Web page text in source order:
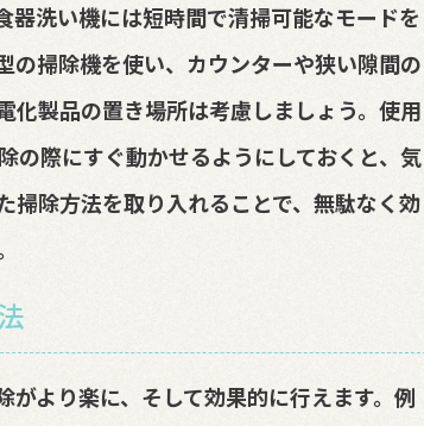
洗い機には短時間で清掃可能なモードを
の掃除機を使い、カウンターや狭い隙間の
化製品の置き場所は考慮しましょう。使用
の際にすぐ動かせるようにしておくと、気
掃除方法を取り入れることで、無駄なく効
より楽に、そして効果的に行えます。例